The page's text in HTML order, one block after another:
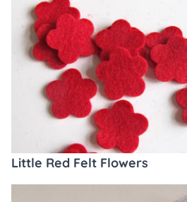
Little Red Felt Flowers